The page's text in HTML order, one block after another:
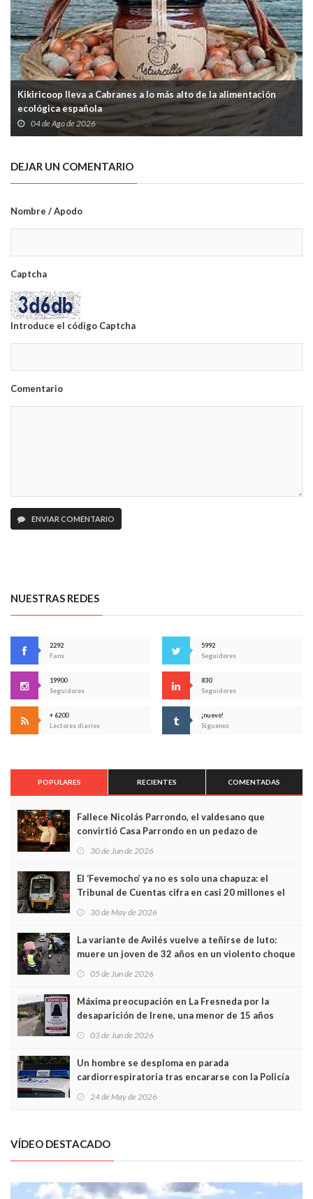
Kikiricoop lleva a Cabranes a lo más alto de la alimentación
ecológica española
04 de Ago de 2026
DEJAR UN COMENTARIO
Nombre / Apodo
Captcha
Introduce el código Captcha
Comentario
ENVIAR COMENTARIO
NUESTRAS REDES
2292
Fans
5992
Seguidores
19900
Seguidores
830
Seguidores
+ 6200
Lectores diarios
¡nuevo!
Síguenos
POPULARES RECIENTES COMENTADAS
Fallece Nicolás Parrondo, el valdesano que
convirtió Casa Parrondo en un pedazo de
Asturias en Madrid
30 de Jun de 2026
El ‘Fevemocho’ ya no es solo una chapuza: el
Tribunal de Cuentas cifra en casi 20 millones el
sobrecoste de los trenes que no cabían por los
30 de May de 2026
La variante de Avilés vuelve a teñirse de luto:
muere un joven de 32 años en un violento choque
frontal
05 de Jun de 2026
Máxima preocupación en La Fresneda por la
desaparición de Irene, una menor de 15 años
03 de Jun de 2026
Un hombre se desploma en parada
cardiorrespiratoria tras encararse con la Policía
Local en Luanco
24 de May de 2026
VÍDEO DESTACADO